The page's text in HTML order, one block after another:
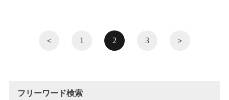
フリーワード検索
＜ 1 2 3 ＞